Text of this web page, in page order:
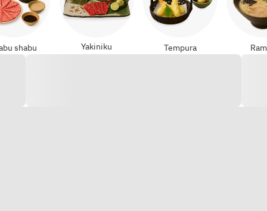
shabu Yakiniku Tempura